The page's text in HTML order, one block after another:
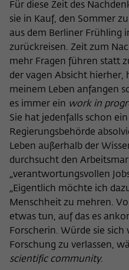
Für diese Zeit des
sie in Kauf, den Sommer
aus dem Berliner Frühling
zurückreisen. Zeit zum
mehr Fragen führen statt
der vagen Absicht
meinem Leben anfangen
es immer ein work in
Sie hat jedenfalls schon
Regierungsbehörde
Leben außerhalb der
durchsucht den
„verantwortungsvollen
„Eigentlich möchte ich
Menschheit zu mehren.
etwas tun, auf das es
Forscherin. Würde sie
Forschung zu verlassen,
scientific community.